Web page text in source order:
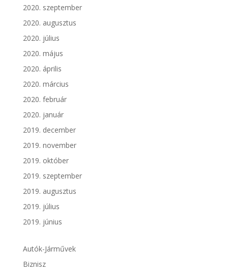
2020. szeptember
2020. augusztus
2020. július
2020. május
2020. április
2020. március
2020. február
2020. január
2019. december
2019. november
2019. október
2019. szeptember
2019. augusztus
2019. július
2019. június
Autók-Járművek
Biznisz